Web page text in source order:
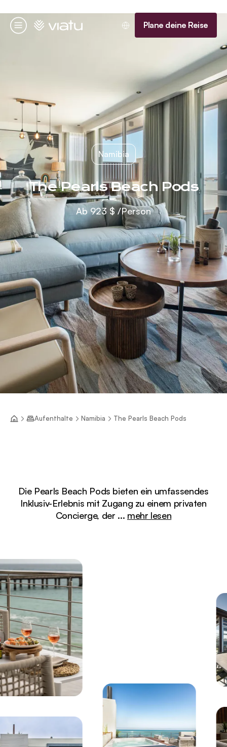
Menü
Startseite Plane deine Reise
Namibia
The Pearls Beach Pods
Ab 923 $ /Person
Aufenthalte Namibia The Pearls Beach Pods
Die Pearls Beach Pods bieten ein umfassendes
Inklusiv-Erlebnis mit Zugang zu einem privaten
Concierge, der ... mehr lesen